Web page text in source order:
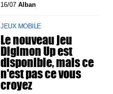
16/07Alban
JEUX MOBILE
Le nouveau jeu
Digimon Up est
disponible, mais ce
n'est pas ce vous
croyez